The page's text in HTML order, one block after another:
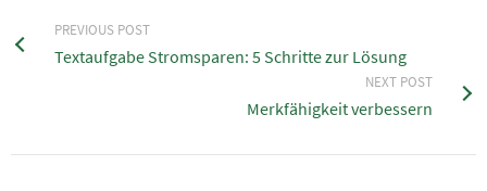
PREVIOUS POST
Textaufgabe Stromsparen: 5 Schritte zur Lösung
NEXT POST
Merkfähigkeit verbessern